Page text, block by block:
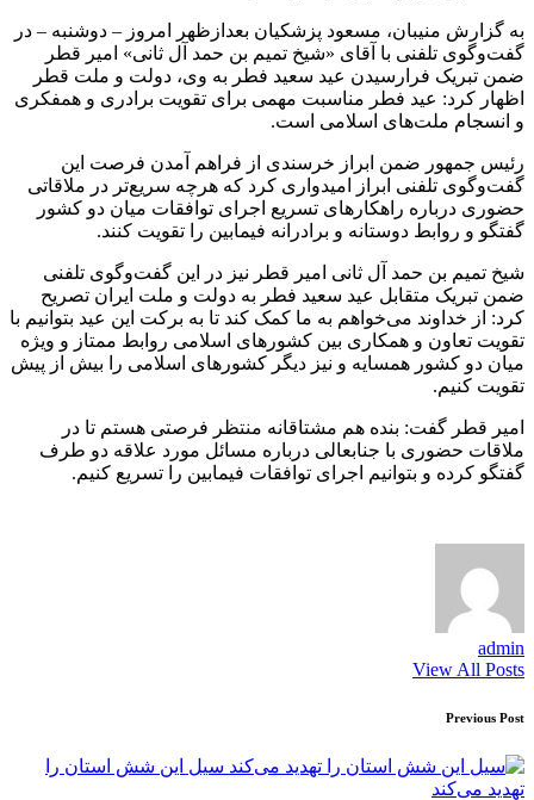
به گزارش منیبان، مسعود پزشکیان بعدازظهر امروز – دوشنبه – در
گفت‌وگوی تلفنی با آقای «شیخ تمیم بن حمد آل ثانی» امیر قطر
ضمن تبریک فرارسیدن عید سعید فطر به وی، دولت و ملت قطر
اظهار کرد: عید فطر مناسبت مهمی برای تقویت برادری و همفکری
و انسجام ملت‌های اسلامی است.
رئیس جمهور ضمن ابراز خرسندی از فراهم آمدن فرصت این
گفت‌وگوی تلفنی ابراز امیدواری کرد که هرچه سریع‌تر در ملاقاتی
حضوری درباره راهکارهای تسریع اجرای توافقات میان دو کشور
گفتگو و روابط دوستانه و برادرانه فیمابین را تقویت کنند.
شیخ تمیم بن حمد آل ثانی امیر قطر نیز در این گفت‌وگوی تلفنی
ضمن تبریک متقابل عید سعید فطر به دولت و ملت ایران تصریح
کرد: از خداوند می‌خواهم به ما کمک کند تا به برکت این عید بتوانیم با
تقویت تعاون و همکاری بین کشورهای اسلامی روابط ممتاز و ویژه
میان دو کشور همسایه و نیز دیگر کشورهای اسلامی را بیش از پیش
تقویت کنیم.
امیر قطر گفت: بنده هم مشتاقانه منتظر فرصتی هستم تا در
ملاقات حضوری با جنابعالی درباره مسائل مورد علاقه دو طرف
گفتگو کرده و بتوانیم اجرای توافقات فیمابین را تسریع کنیم.
admin
View All Posts
Post
navigation
Previous Post
سیل این شش استان را
تهدید می‌کند